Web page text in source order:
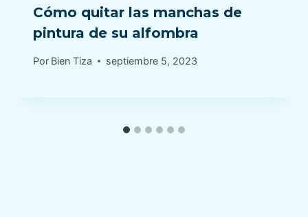
Cómo quitar las manchas de
pintura de su alfombra
Por Bien Tiza septiembre 5, 2023